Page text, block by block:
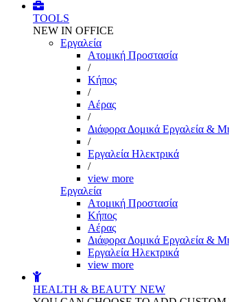
TOOLS
NEW IN OFFICE
Εργαλεία
Aτομική Προστασία
/
Kήπος
/
Αέρας
/
Διάφορα Δομικά Εργαλεία &
/
Εργαλεία Ηλεκτρικά
/
view more
Εργαλεία
Aτομική Προστασία
Kήπος
Αέρας
Διάφορα Δομικά Εργαλεία &
Εργαλεία Ηλεκτρικά
view more
HEALTH & BEAUTY NEW